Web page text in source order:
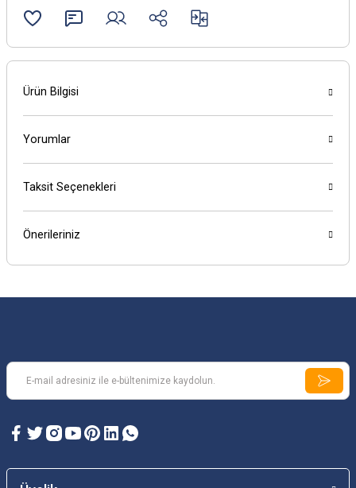
Ürün Bilgisi
Yorumlar
Taksit Seçenekleri
Önerileriniz